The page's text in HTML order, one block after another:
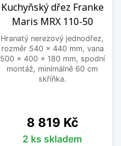
Kuchyňský dřez Franke
Maris MRX 110-50
Hranatý nerezový jednodřez,
rozměr 540 x 440 mm, vana
500 x 400 x 180 mm, spodní
montáž, minimálně 60 cm
skříňka.
Cena
8 819 Kč
2 ks skladem